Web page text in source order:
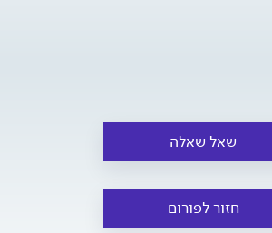
שאל שאלה
חזור לפורום